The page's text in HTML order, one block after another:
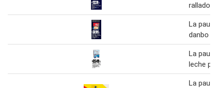
rallado
La
danbo
La
leche
La